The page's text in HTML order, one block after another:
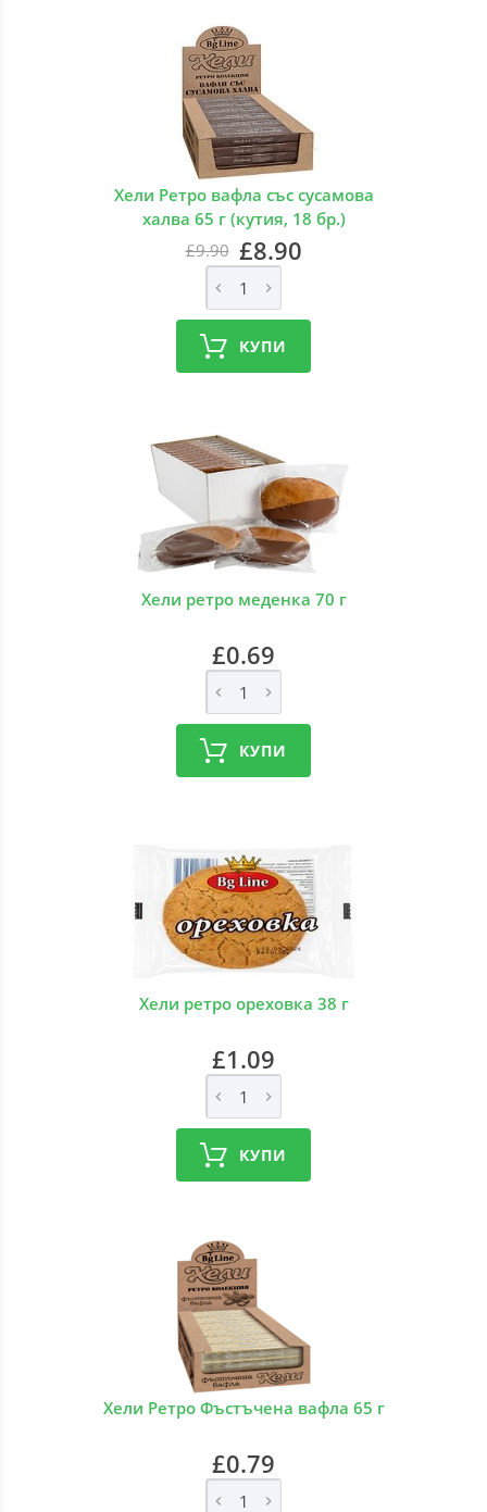
Хели Ретро вафла със сусамова
халва 65 г (кутия, 18 бр.)
£9.90 £8.90
КУПИ
Хели ретро меденка 70 г
£0.69
КУПИ
Хели ретро ореховка 38 г
£1.09
КУПИ
Хели Ретро Фъстъчена вафла 65 г
£0.79